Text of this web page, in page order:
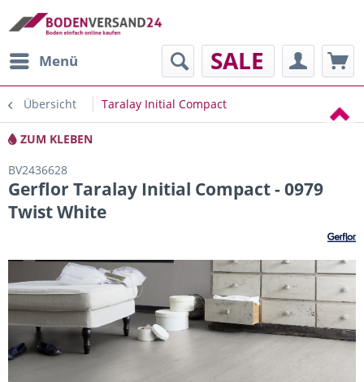
Menü SALE
Übersicht Taralay Initial Compact
ZUM KLEBEN
BV2436628
Gerflor Taralay Initial Compact - 0979
Twist White